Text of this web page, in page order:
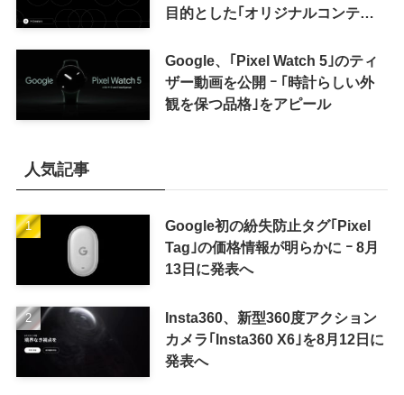
目的とした｢オリジナルコンテン
来の｢収益分配｣は廃止
Google、｢Pixel Watch 5｣のティ
ザー動画を公開 ｰ ｢時計らしい外
観を保つ品格｣をアピール
人気記事
Google初の紛失防止タグ｢Pixel
Tag｣の価格情報が明らかに ｰ 8月
13日に発表へ
Insta360、新型360度アクション
カメラ｢Insta360 X6｣を8月12日に
発表へ